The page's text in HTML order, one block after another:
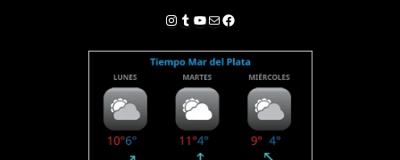
Instagram
Tumblr
YouTube
Correo electrónico
Facebook